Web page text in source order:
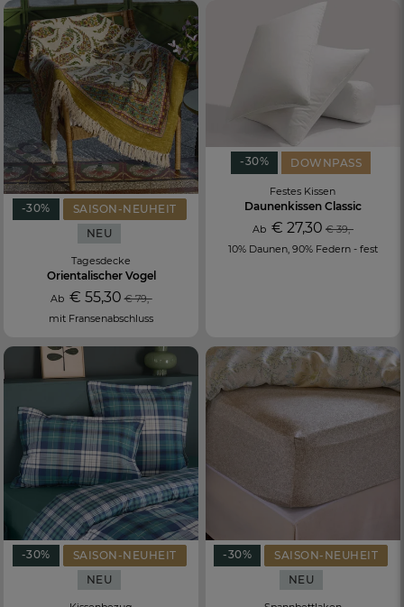
-30%
SAISON-NEUHEIT
NEU
Tagesdecke
Orientalischer Vogel
Ab € 55,30 € 79,-
mit Fransenabschluss
-30% DOWNPASS
Festes Kissen
Daunenkissen Classic
Ab € 27,30 € 39,-
10% Daunen, 90% Federn - fest
-30%
SAISON-NEUHEIT
NEU
-30%
SAISON-NEUHEIT
NEU